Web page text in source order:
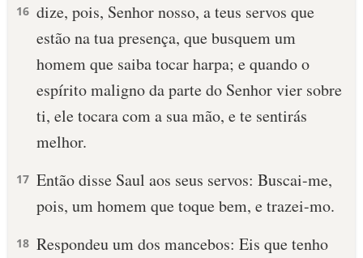
16 dize, pois, Senhor nosso, a teus servos que
estão na tua presença, que busquem um
homem que saiba tocar harpa; e quando o
espírito maligno da parte do Senhor vier sobre
ti, ele tocara com a sua mão, e te sentirás
melhor.
17 Então disse Saul aos seus servos: Buscai-me,
pois, um homem que toque bem, e trazei-mo.
18 Respondeu um dos mancebos: Eis que tenho